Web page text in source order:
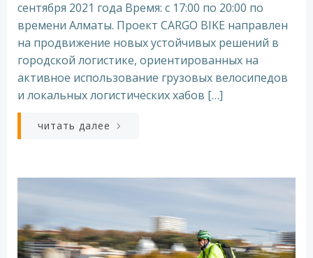
сентября 2021 года Время: с 17:00 по 20:00 по
времени Алматы. Проект CARGO BIKE направлен
на продвижение новых устойчивых решений в
городской логистике, ориентированных на
активное использование грузовых велосипедов
и локальных логистических хабов […]
читать далее